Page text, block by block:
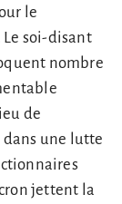
le
Le soi-disant
nombre
de
une lutte
jettent la